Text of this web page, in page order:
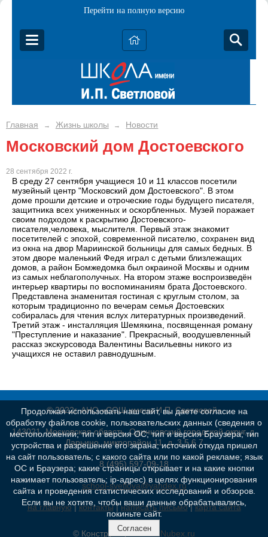
Перейти на полную версию
Главная → Жизнь школы → Новости
Московский дом Достоевского
28 сентября 2022 г.
В среду 27 сентября учащиеся 10 и 11 классов посетили
музейный центр "Московский дом Достоевского". В этом
доме прошли детские и отроческие годы будущего писателя,
защитника всех униженных и оскорбленных. Музей поражает
своим подходом к раскрытию Достоевского-
писателя,человека, мыслителя. Первый этаж знакомит
посетителей с эпохой, современной писателю, сохранен вид
из окна на двор Мариинской больницы для самых бедных. В
этом дворе маленький Федя играл с детьми близлежащих
домов, а район Бомжедомка был окраиной Москвы и одним
из самых неблагополучных. На втором этаже воспроизведён
интерьер квартиры по воспоминаниям брата Достоевского.
Представлена знаменитая гостиная с круглым столом, за
которым традиционно по вечерам семья Достоевских
собиралась для чтения вслух литературных произведений.
Третий этаж - инсталляция Шемякина, посвященная роману
"Преступление и наказание". Прекрасный, воодушевленный
рассказ экскурсовода Валентины Васильевны никого из
учащихся не оставил равнодушным.
© 2022г. АНО «СОШ имени И.П. Светловой»
143021, Московская область, Одинцовский городской округ, д.
Дарьино, микрорайон 11, д. 3,5,6,7
8 (495) 597-09-18
school-svetlova@yandex.ru
на главную|контакты|написать письмо|карта сайта
© Конструктор сайтовNubex.ru
Продолжая использовать наш сайт, вы даете согласие на
обработку файлов cookie, пользовательских данных (сведения о
местоположении; тип и версия ОС; тип и версия Браузера; тип
устройства и разрешение его экрана; источник откуда пришел
на сайт пользователь; с какого сайта или по какой рекламе; язык
ОС и Браузера; какие страницы открывает и на какие кнопки
нажимает пользователь; ip-адрес) в целях функционирования
сайта и проведения статистических исследований и обзоров.
Если вы не хотите, чтобы ваши данные обрабатывались,
покиньте сайт.
Согласен